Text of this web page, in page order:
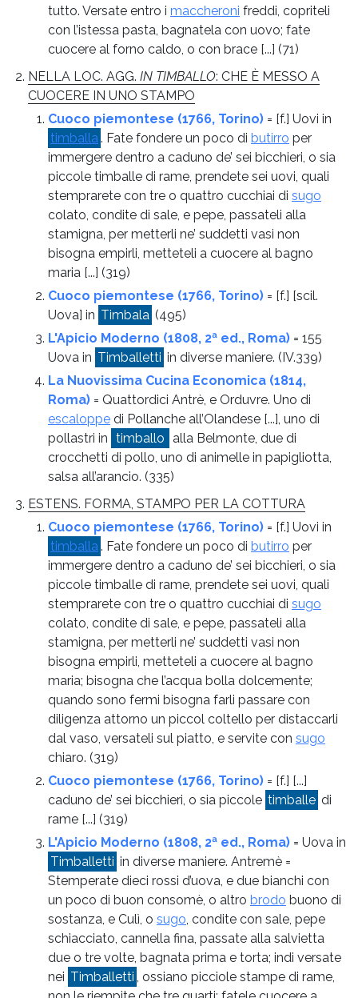
tutto. Versate entro i maccheroni freddi, copriteli
con l’istessa pasta, bagnatela con uovo; fate
cuocere al forno caldo, o con brace [...] (71)
NELLA LOC. AGG. IN TIMBALLO: CHE È MESSO A
CUOCERE IN UNO STAMPO
Cuoco piemontese (1766, Torino) = [f.] Uovi in
timballa. Fate fondere un poco di butirro per
immergere dentro a caduno de’ sei bicchieri, o sia
piccole timballe di rame, prendete sei uovi, quali
stemprarete con tre o quattro cucchiai di sugo
colato, condite di sale, e pepe, passateli alla
stamigna, per metterli ne’ suddetti vasi non
bisogna empirli, metteteli a cuocere al bagno
maria [...] (319)
Cuoco piemontese (1766, Torino) = [f.] [scil.
Uova] in Timbala (495)
L'Apicio Moderno (1808, 2ª ed., Roma) = 155
Uova in Timballetti in diverse maniere. (IV.339)
La Nuovissima Cucina Economica (1814,
Roma) = Quattordici Antrè, e Orduvre. Uno di
escaloppe di Pollanche all’Olandese [...], uno di
pollastri in timballo
alla Belmonte, due di
crocchetti di pollo, uno di animelle in papigliotta,
salsa all’arancio. (335)
ESTENS. FORMA, STAMPO PER LA COTTURA
Cuoco piemontese (1766, Torino) = [f.] Uovi in
timballa. Fate fondere un poco di butirro per
immergere dentro a caduno de’ sei bicchieri, o sia
piccole timballe di rame, prendete sei uovi, quali
stemprarete con tre o quattro cucchiai di sugo
colato, condite di sale, e pepe, passateli alla
stamigna, per metterli ne’ suddetti vasi non
bisogna empirli, metteteli a cuocere al bagno
maria; bisogna che l’acqua bolla dolcemente;
quando sono fermi bisogna farli passare con
diligenza attorno un piccol coltello per distaccarli
dal vaso, versateli sul piatto, e servite con sugo
chiaro. (319)
Cuoco piemontese (1766, Torino) = [f.] [...]
caduno de’ sei bicchieri, o sia piccole timballe di
rame [...] (319)
L'Apicio Moderno (1808, 2ª ed., Roma) = Uova in
Timballetti in diverse maniere. Antremè =
Stemperate dieci rossi d’uova, e due bianchi con
un poco di buon consomè, o altro brodo buono di
sostanza, e Culì, o sugo, condite con sale, pepe
schiacciato, cannella fina, passate alla salvietta
due o tre volte, bagnata prima e torta; indi versate
nei Timballetti , ossiano picciole stampe di rame,